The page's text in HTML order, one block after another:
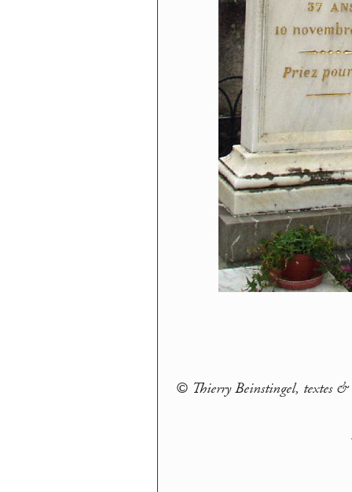
© Thierry Beinstingel, textes &